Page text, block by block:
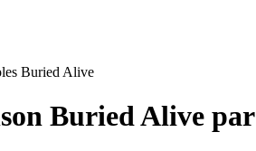
Buried Alive
Buried Alive par